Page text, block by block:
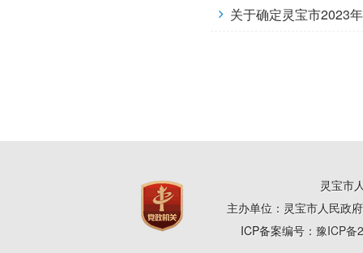
关于确定灵宝市2023
灵宝市
主办单位：灵宝市人民政
ICP备案编号： 豫ICP备